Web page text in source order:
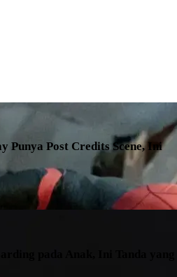
Punya Post Credits Scene, Ini